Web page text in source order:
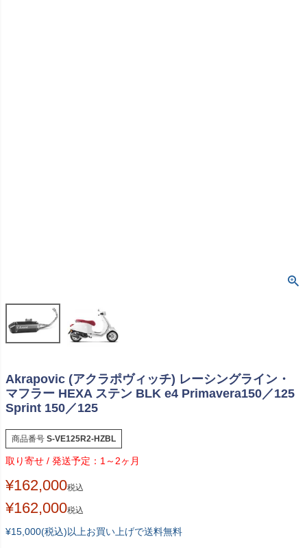
Akrapovic (アクラポヴィッチ) レーシングライン・
マフラー HEXA ステン BLK e4 Primavera150／125
Sprint 150／125
商品番号 S-VE125R2-HZBL
1～2ヶ月
¥162,000税込
¥162,000税込
¥15,000(税込)以上お買い上げで送料無料